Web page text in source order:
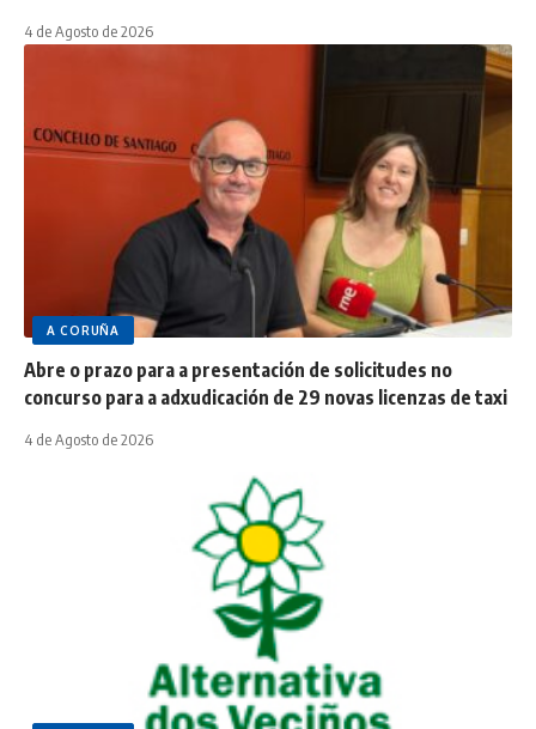
4 de Agosto de 2026
A CORUÑA
Abre o prazo para a presentación de solicitudes no
concurso para a adxudicación de 29 novas licenzas de taxi
4 de Agosto de 2026